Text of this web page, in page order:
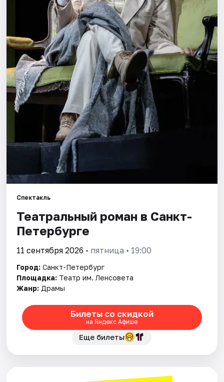
Площадки
Артисты
Рейтинги
Спектакль
Театральный роман в Санкт-
Петербурге
11 сентября 2026 • пятница • 19:00
Город: Санкт-Петербург
Площадка: Театр им. Ленсовета
Жанр: Драмы
Билеты со скидкой
на Яндекс Афише
Еще билеты